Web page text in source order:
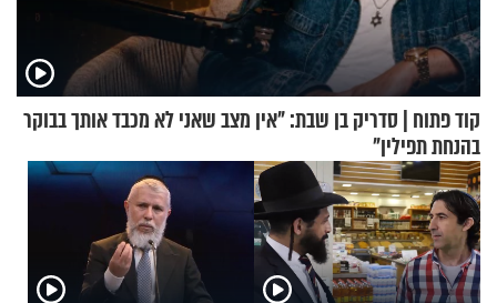
קוד פתוח | סדריק בן שבת: "אין מצב שאני לא מכבד אותך בבוקר
בהנחת תפילין"